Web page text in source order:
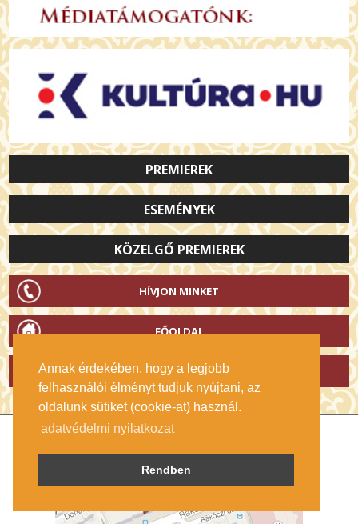
Annak érdekében, hogy a legjobb
felhasználói élményt tudjuk nyújtani, az
oldalunk sütiket (cookie-at) használ.
adatvédelmi nyilatkozat
Rendben
PREMIEREK
ESEMÉNYEK
KÖZELGŐ PREMIEREK
HÍVJON MINKET
FŐOLDAL
AZ OLDAL TETEJÉRE